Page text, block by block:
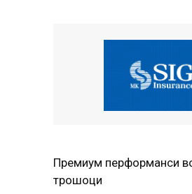
Премиум перформанси
трошоци